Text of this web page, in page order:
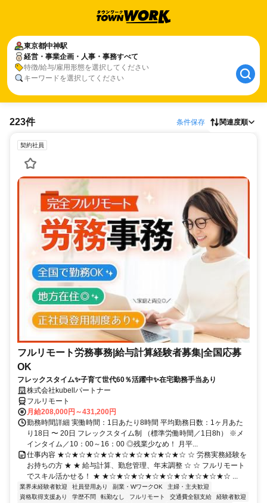
東京都中神駅
経営・事業企画・人事・事務すべて
特徴/給与/雇用形態を選択してください
キーワードを選択してください
223件 条件保存 関連度順
契約社員
フルリモート労務事務|給与計算経験者募集|全国応募
OK
フレックスタイム✨子育て世代60％活躍中✨在宅勤務手当あり
株式会社kubellパートナー
フルリモート
月給208,000円～431,200円
勤務時間詳細 実働時間：1日あたり8時間 平均勤務日数：1ヶ月あた
り18日 〜 20日 フレックスタイム制 （標準労働時間／1日8h） ※メ
インタイム／10：00～16：00 ◎残業少なめ！ 月平...
仕事内容 ★☆★☆★☆★☆★☆★☆★☆★☆★☆ ☆ 労務実務経験を
お持ちの方 ★ ★ 給与計算、勤怠管理、年末調整 ☆ ☆ フルリモート
でスキル活かせる！ ★ ★☆★☆★☆★☆★☆★☆★☆★☆★☆ ...
業界未経験者歓迎 社員登用あり 副業・WワークOK
主婦・主夫歓迎
資格取得支援あり
学歴不問 転勤なし フルリモート 交通費全額支給
経験者歓迎